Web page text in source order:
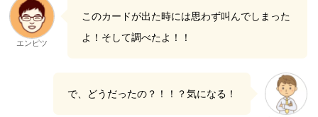
エンピツ
このカードが出た時には思わず叫んでしまった
よ！そして調べたよ！！
で、どうだったの？！！？気になる！